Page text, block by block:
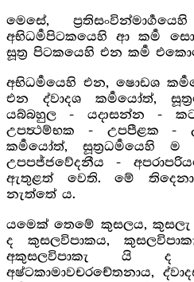
මෙසේ,
අභිධර්‍මපිටකයෙහි ආ කර්‍ම
සූත්‍ර පිටකයෙහි එන කර්‍ම
අභිධර්‍මයෙහි එන, ෂොඩශ
එන ද්වාදශ කර්‍මයෝත්,
යබ්බහුල - යදාසන්න -
උපත්‍ථම්භක - උපපීළක -
කර්‍මයෝත්, සූත්‍රධර්‍මයෙහි
උපපජ්ජවේදනීය -
ඇතුළත් වෙති. මේ
නැත්තේ ය.
යමෙක් තෙමේ කුසලය,
ද කුසලවිපාකය,
අකුසලවිපාකැ යි ද
අෂ්ටකාමාවචරචේතනාය,